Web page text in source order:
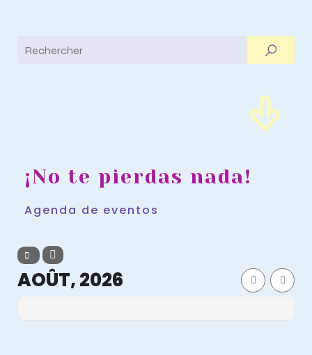
¡No te pierdas nada!
Agenda de eventos
AOÛT, 2026